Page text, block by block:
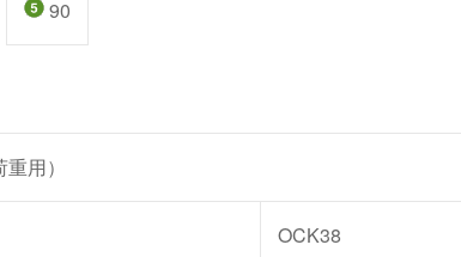
90
用）
OCK38